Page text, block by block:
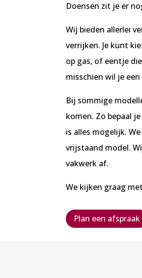
Doensen zit je er
Wij bieden allerlei
verrijken. Je kunt
op gas, of eentje
misschien wil je
Bij sommige
komen. Zo bepaal
is alles mogelijk.
vrijstaand model.
vakwerk af.
We kijken graag
Plan een afspraak